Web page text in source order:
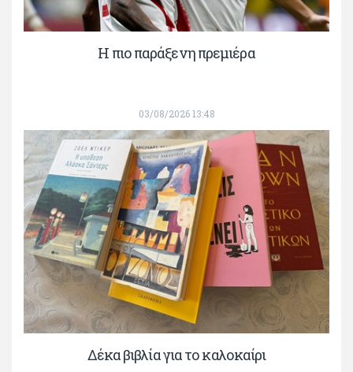
H πιο παράξενη πρεμιέρα
03/08/2026 13:48
Δέκα βιβλία για το καλοκαίρι